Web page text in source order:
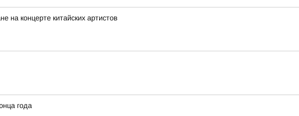
концерте китайских артистов
года